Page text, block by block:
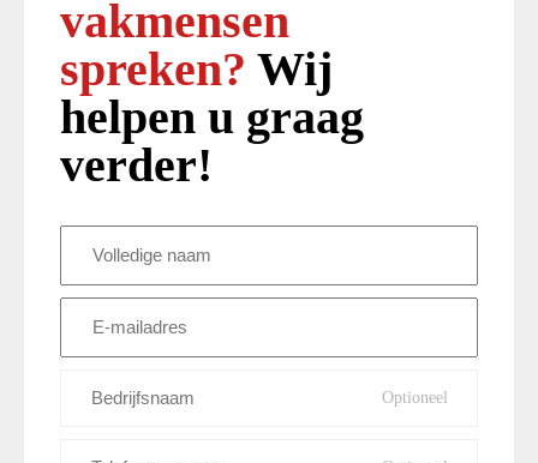
vakmensen
spreken? Wij
helpen u graag
verder!
naam
mailadres